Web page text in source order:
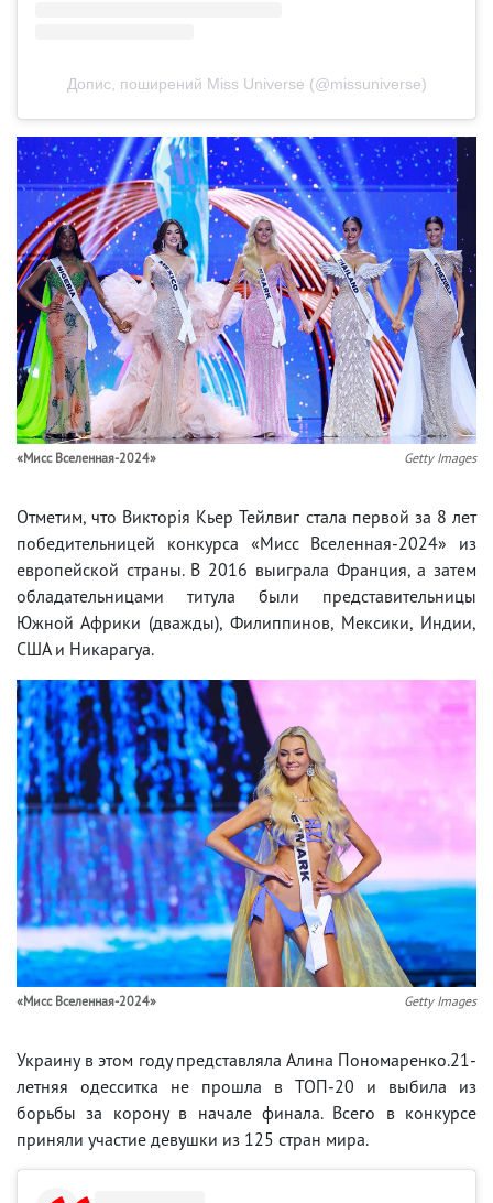
Допис, поширений Miss Universe (@missuniverse)
«Мисс Вселенная-2024» Getty Images
Отметим, что Викторія Кьер Тейлвиг стала первой за 8 лет
победительницей конкурса «Мисс Вселенная-2024» из
европейской страны. В 2016 выиграла Франция, а затем
обладательницами титула были представительницы
Южной Африки (дважды), Филиппинов, Мексики, Индии,
США и Никарагуа.
«Мисс Вселенная-2024» Getty Images
Украину в этом году представляла Алина Пономаренко.21-
летняя одесситка не прошла в ТОП-20 и выбила из
борьбы за корону в начале финала. Всего в конкурсе
приняли участие девушки из 125 стран мира.